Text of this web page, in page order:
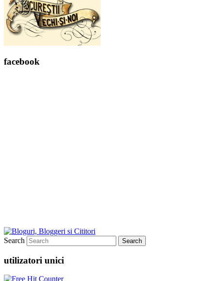
facebook
Search
utilizatori unici